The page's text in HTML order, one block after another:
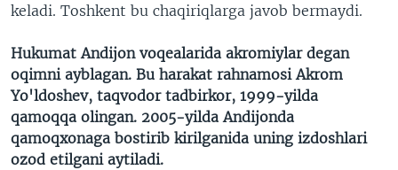
keladi. Toshkent bu chaqiriqlarga javob bermaydi.
Hukumat Andijon voqealarida akromiylar degan
oqimni ayblagan. Bu harakat rahnamosi Akrom
Yo'ldoshev, taqvodor tadbirkor, 1999-yilda
qamoqqa olingan. 2005-yilda Andijonda
qamoqxonaga bostirib kirilganida uning izdoshlari
ozod etilgani aytiladi.